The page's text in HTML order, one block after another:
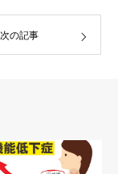
次の記事